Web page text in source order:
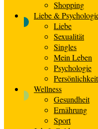
Shopping
Liebe &
Liebe
Sexualität
Singles
Mein Leben
Psychologie
Wellness
Gesundheit
Ernährung
Sport